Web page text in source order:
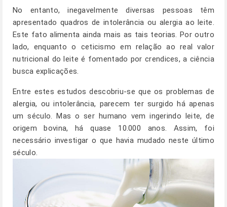
No entanto, inegavelmente diversas pessoas têm
apresentado quadros de intolerância ou alergia ao leite.
Este fato alimenta ainda mais as tais teorias. Por outro
lado, enquanto o ceticismo em relação ao real valor
nutricional do leite é fomentado por crendices, a ciência
busca explicações.
Entre estes estudos descobriu-se que os problemas de
alergia, ou intolerância, parecem ter surgido há apenas
um século. Mas o ser humano vem ingerindo leite, de
origem bovina, há quase 10.000 anos. Assim, foi
necessário investigar o que havia mudado neste último
século.